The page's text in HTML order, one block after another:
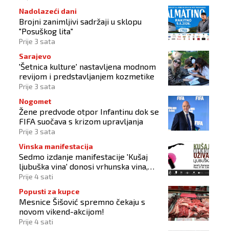
Nadolazeći dani
Brojni zanimljivi sadržaji u sklopu
"Posuškog lita"
Prije 3 sata
Sarajevo
'Šetnica kulture' nastavljena modnom
revijom i predstavljanjem kozmetike
Prije 3 sata
Nogomet
Žene predvode otpor Infantinu dok se
FIFA suočava s krizom upravljanja
Prije 3 sata
Vinska manifestacija
Sedmo izdanje manifestacije 'Kušaj
ljubuška vina' donosi vrhunska vina,
gastronomiju i glazbu
Prije 4 sati
Popusti za kupce
Mesnice Šišović spremno čekaju s
novom vikend-akcijom!
Prije 4 sati